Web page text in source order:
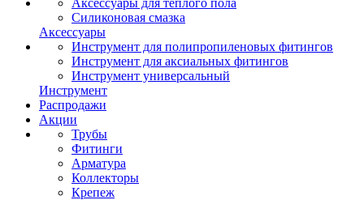
Аксессуары для тёплого пола
Силиконовая смазка
Аксессуары
Инструмент для полипропиленовых фитингов
Инструмент для аксиальных фитингов
Инструмент универсальный
Инструмент
Распродажи
Акции
Трубы
Фитинги
Арматура
Коллекторы
Крепеж